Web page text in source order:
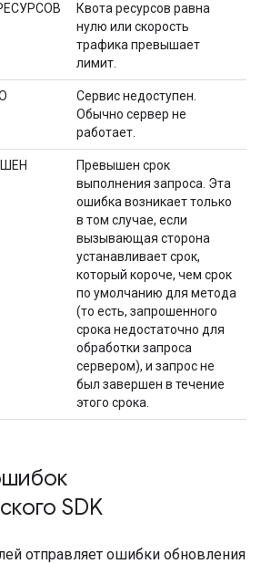
Квота ресурсов равна
нулю или скорость
трафика превышает
лимит.
Сервис недоступен.
Обычно сервер не
работает.
Превышен срок
выполнения запроса. Эта
ошибка возникает только
в том случае, если
вызывающая сторона
устанавливает срок,
который короче, чем срок
по умолчанию для метода
(то есть, запрошенного
срока недостаточно для
обработки запроса
сервером), и запрос не
был завершен в течение
этого срока.
SDK
отправляет ошибки обновления